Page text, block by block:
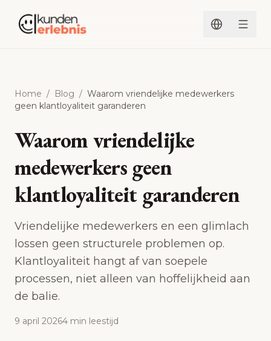
Home / Blog / Waarom vriendelijke medewerkers
geen klantloyaliteit garanderen
Waarom vriendelijke
medewerkers geen
klantloyaliteit garanderen
Vriendelijke medewerkers en een glimlach
lossen geen structurele problemen op.
Klantloyaliteit hangt af van soepele
processen, niet alleen van hoffelijkheid aan
de balie.
9 april 20264 min leestijd